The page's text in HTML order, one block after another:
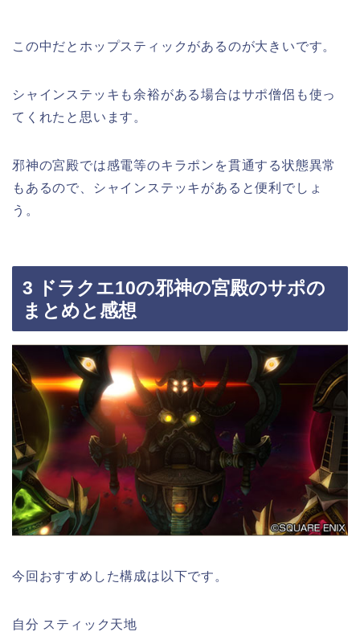
この中だとホップスティックがあるのが大きいです。
シャインステッキも余裕がある場合はサポ僧侶も使っ
てくれたと思います。
邪神の宮殿では感電等のキラポンを貫通する状態異常
もあるので、シャインステッキがあると便利でしょ
う。
3 ドラクエ10の邪神の宮殿のサポの
まとめと感想
今回おすすめした構成は以下です。
自分 スティック天地